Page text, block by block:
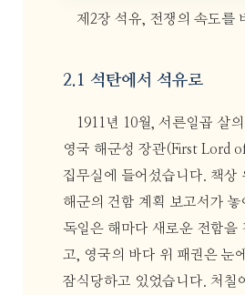
제2장 석유, 전쟁의 속도를
2.1 석탄에서 석유로
1911년 10월, 서른일곱 살
영국 해군성 장관(First Lord
집무실에 들어섰습니다. 책상
해군의 건함 계획 보고서가 놓
독일은 해마다 새로운 전함을
고, 영국의 바다 위 패권은 눈
잠식당하고 있었습니다. 처칠